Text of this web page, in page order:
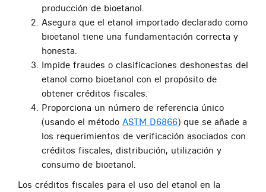
producción de bioetanol.
Asegura que el etanol importado declarado como
bioetanol tiene una fundamentación correcta y
honesta.
Impide fraudes o clasificaciones deshonestas del
etanol como bioetanol con el propósito de
obtener créditos fiscales.
Proporciona un número de referencia único
(usando el método ASTM D6866) que se añade a
los requerimientos de verificación asociados con
créditos fiscales, distribución, utilización y
consumo de bioetanol.
Los créditos fiscales para el uso del etanol en la